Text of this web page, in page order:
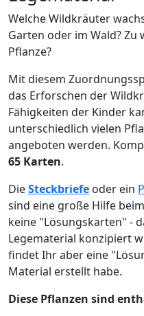
Welche Wildkräuter
Garten oder im Wald?
Pflanze?
Mit diesem
das Erforschen der
Fähigkeiten der Kinder
unterschiedlich vielen
angeboten werden.
65 Karten.
DieSteckbriefe oder ein
sind eine große Hilfe
keine "Lösungskarten" -
Legematerial konzipiert
findet Ihr aber eine
Material erstellt habe.
Diese Pflanzen sind